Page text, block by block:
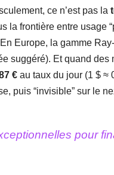
ce n’est pas la
la frontière entre usage
Europe, la gamme
suggéré). Et quand des
€ au taux du jour (1 $ ≈
puis “invisible” sur le
pour